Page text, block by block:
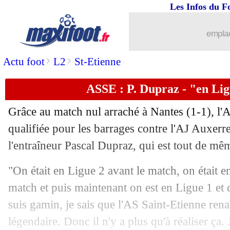
Actu foot> L2 > St-Etienne
Les Infos du
ASSE : P. Dupraz - "en
Grâce au match nul arraché à Nantes (1-1),
qualifiée pour les barrages contre l'AJ
l'entraîneur Pascal Dupraz, qui est tout de
"On était en Ligue 2 avant le match, on était
match et puis maintenant on est en Ligue 1
suis gamin, je sais que l'AS Saint-Etienne
légendaire. Donc il n'y a plus qu'à réaliser ça.
: Saliba confirme son souhait
22/05 Bordeaux: les regrets de Guion
22/05 Monaco: la grande déception de
22/05 Real: Mbappé, la Liga attaque le
22/05 PSG: Leonardo viré !
22/05 Nice : Galtier 5e mais amer